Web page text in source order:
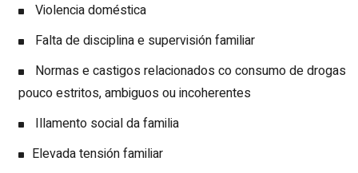
Violencia doméstica
Falta de disciplina e supervisión familiar
Normas e castigos relacionados co consumo de drogas
pouco estritos, ambiguos ou incoherentes
Illamento social da familia
Elevada tensión familiar